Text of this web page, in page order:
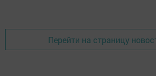
Перейти на страницу